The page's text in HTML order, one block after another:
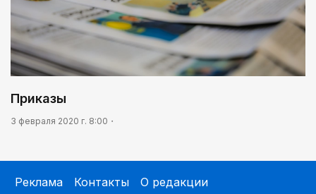
Приказы
3 февраля 2020 г. 8:00
Реклама Контакты
О редакции